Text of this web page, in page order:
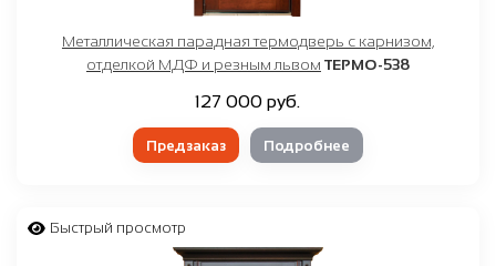
Металлическая парадная термодверь с карнизом,
отделкой МДФ и резным львом ТЕРМО-538
127 000 руб.
Предзаказ Подробнее
Быстрый просмотр